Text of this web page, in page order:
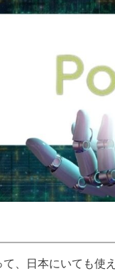
、日本にいても使